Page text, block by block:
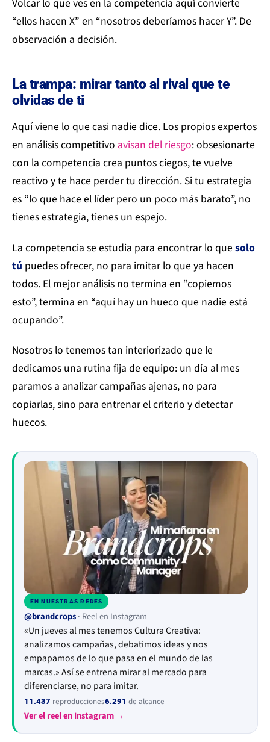
Volcar lo que ves en la competencia aquí convierte
“ellos hacen X” en “nosotros deberíamos hacer Y”. De
observación a decisión.
La trampa: mirar tanto al rival que te
olvidas de ti
Aquí viene lo que casi nadie dice. Los propios expertos
en análisis competitivo avisan del riesgo: obsesionarte
con la competencia crea puntos ciegos, te vuelve
reactivo y te hace perder tu dirección. Si tu estrategia
es “lo que hace el líder pero un poco más barato”, no
tienes estrategia, tienes un espejo.
La competencia se estudia para encontrar lo que solo
tú puedes ofrecer, no para imitar lo que ya hacen
todos. El mejor análisis no termina en “copiemos
esto”, termina en “aquí hay un hueco que nadie está
ocupando”.
Nosotros lo tenemos tan interiorizado que le
dedicamos una rutina fija de equipo: un día al mes
paramos a analizar campañas ajenas, no para
copiarlas, sino para entrenar el criterio y detectar
huecos.
▶
EN NUESTRAS REDES
@brandcrops· Reel en Instagram
«Un jueves al mes tenemos Cultura Creativa:
analizamos campañas, debatimos ideas y nos
empapamos de lo que pasa en el mundo de las
marcas.» Así se entrena mirar al mercado para
diferenciarse, no para imitar.
11.437 reproducciones6.291 de alcance
Ver el reel en Instagram →